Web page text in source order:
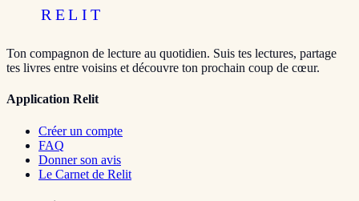
RELIT
Ton compagnon de lecture au quotidien. Suis tes lectures, partage
tes livres entre voisins et découvre ton prochain coup de cœur.
Application Relit
Créer un compte
FAQ
Donner son avis
Le Carnet de Relit